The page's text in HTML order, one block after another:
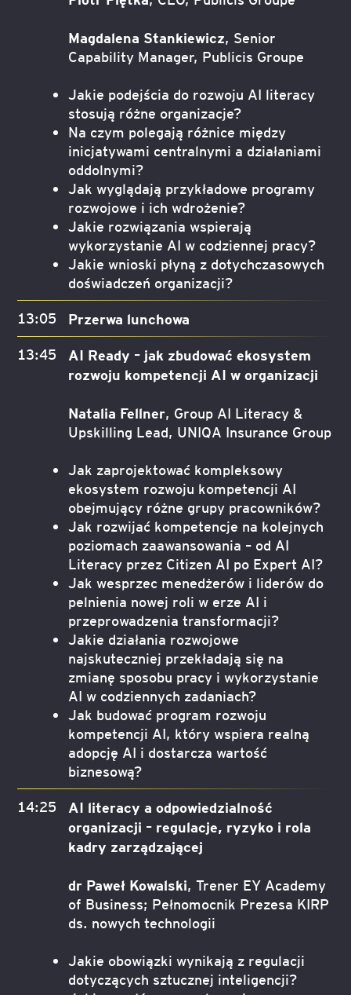
Magdalena Stankiewicz, Senior
Capability Manager, Publicis Groupe
Jakie podejścia do rozwoju AI literacy
stosują różne organizacje?
Na czym polegają różnice między
inicjatywami centralnymi a działaniami
oddolnymi?
Jak wyglądają przykładowe programy
rozwojowe i ich wdrożenie?
Jakie rozwiązania wspierają
wykorzystanie AI w codziennej pracy?
Jakie wnioski płyną z dotychczasowych
doświadczeń organizacji?
13:05
Przerwa lunchowa
13:45
AI Ready – jak zbudować ekosystem
rozwoju kompetencji AI w organizacji
Natalia Fellner, Group AI Literacy &
Upskilling Lead, UNIQA Insurance Group
Jak zaprojektować kompleksowy
ekosystem rozwoju kompetencji AI
obejmujący różne grupy pracowników?
Jak rozwijać kompetencje na kolejnych
poziomach zaawansowania – od AI
Literacy przez Citizen AI po Expert AI?
Jak wesprzec menedżerów i liderów do
pelnienia nowej roli w erze AI i
przeprowadzenia transformacji?
Jakie działania rozwojowe
najskuteczniej przekładają się na
zmianę sposobu pracy i wykorzystanie
AI w codziennych zadaniach?
Jak budować program rozwoju
kompetencji AI, który wspiera realną
adopcję AI i dostarcza wartość
biznesową?
14:25
AI literacy a odpowiedzialność
organizacji – regulacje, ryzyko i rola
kadry zarządzającej
dr Paweł Kowalski, Trener EY Academy
of Business; Pełnomocnik Prezesa KIRP
ds. nowych technologii
Jakie obowiązki wynikają z regulacji
dotyczących sztucznej inteligencji?